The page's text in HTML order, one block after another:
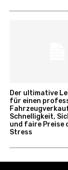
Der ultimative
für einen
Schnelligkeit,
und faire Preise
Stress